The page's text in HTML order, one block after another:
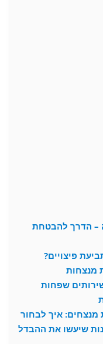
– הדרך להבטחת
פיצויים?
מנצחות
מאחורי הקלעים? 6 שירותים שפחות
מנצחים: איך לבחור
שיעשו את ההבדל